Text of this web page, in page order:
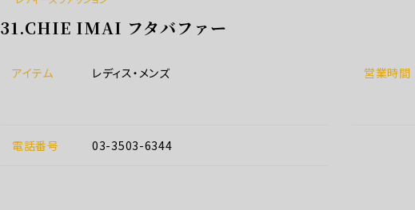
31.CHIE IMAI フタバファー
アイテム レディス・メンズ 営業時間
電話番号 03-3503-6344